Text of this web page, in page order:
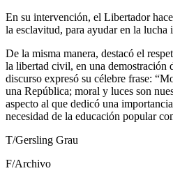
En su intervención, el Libertador
la esclavitud, para ayudar en la lucha
De la misma manera, destacó el
la libertad civil, en una demostración
discurso expresó su célebre frase:
una República; moral y luces son
aspecto al que dedicó una
necesidad de la educación popular
T/Gersling Grau
F/Archivo